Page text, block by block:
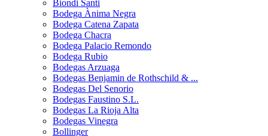
Biondi Santi
Bodega Ànima Negra
Bodega Catena Zapata
Bodega Chacra
Bodega Palacio Remondo
Bodega Rubio
Bodegas Arzuaga
Bodegas Benjamin de Rothschild & ...
Bodegas Del Senorio
Bodegas Faustino S.L.
Bodegas La Rioja Alta
Bodegas Vinegra
Bollinger